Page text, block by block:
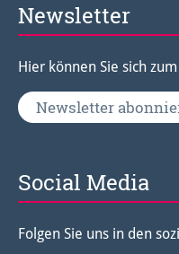
Newsletter
Hier können Sie sich
Newsletter
Social Media
Folgen Sie uns in den